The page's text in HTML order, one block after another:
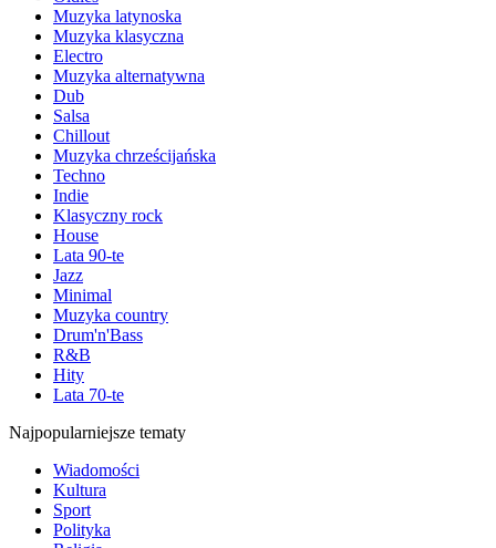
Muzyka latynoska
Muzyka klasyczna
Electro
Muzyka alternatywna
Dub
Salsa
Chillout
Muzyka chrześcijańska
Techno
Indie
Klasyczny rock
House
Lata 90-te
Jazz
Minimal
Muzyka country
Drum'n'Bass
R&B
Hity
Lata 70-te
Najpopularniejsze tematy
Wiadomości
Kultura
Sport
Polityka